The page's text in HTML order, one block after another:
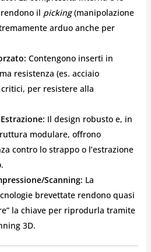
il picking(manipolazione
arduo anche per
Contengono inserti in
resistenza (es. acciaio
per resistere alla
Il design robusto e, in
modulare, offrono
contro lo strappo o l’estrazione
Scanning: La
brevettate rendono quasi
la chiave per riprodurla tramite
3D.